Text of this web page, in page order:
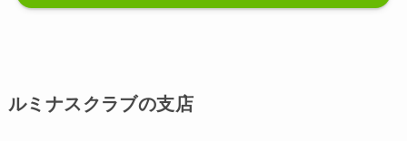
ルミナスクラブの支店